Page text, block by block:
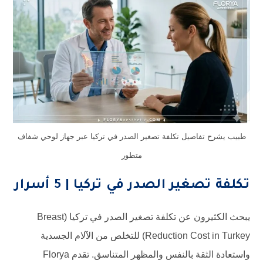
طبيب يشرح تفاصيل تكلفة تصغير الصدر في تركيا عبر جهاز لوحي شفاف
متطور
تكلفة تصغير الصدر في تركيا | 5 أسرار
يبحث الكثيرون عن تكلفة تصغير الصدر في تركيا (Breast
Reduction Cost in Turkey) للتخلص من الآلام الجسدية
واستعادة الثقة بالنفس والمظهر المتناسق. تقدم Florya